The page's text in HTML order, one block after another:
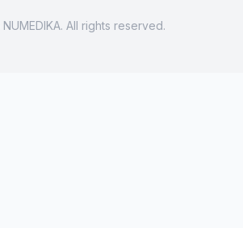
NUMEDIKA. All rights reserved.